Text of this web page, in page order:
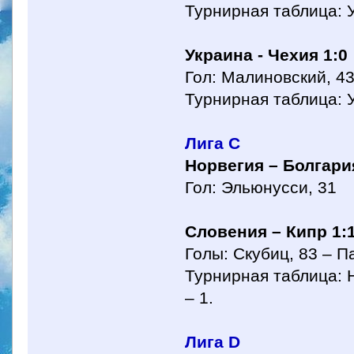
Турнирная таблица:
Украина - Чехия 1:0
Гол: Малиновский,
Турнирная таблица:
Лига С
Норвегия –
Гол: Эльюнусси, 31
Словения – Кипр
Голы: Скубиц, 83 –
Турнирная таблица:
– 1.
Лига D